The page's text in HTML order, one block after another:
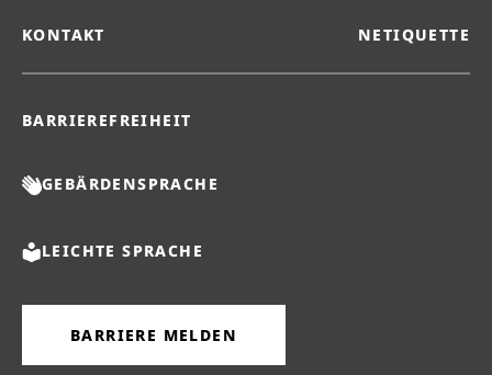
KONTAKT NETIQUETTE
BARRIEREFREIHEIT
GEBÄRDENSPRACHE
LEICHTE SPRACHE
BARRIERE MELDEN